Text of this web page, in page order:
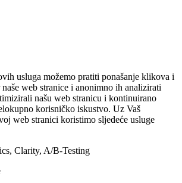
usluga možemo pratiti ponašanje klikova i
web stranice i anonimno ih analizirati
našu web stranicu i kontinuirano
korisničko iskustvo. Uz Vaš
web stranici koristimo sljedeće usluge
Clarity, A/B-Testing